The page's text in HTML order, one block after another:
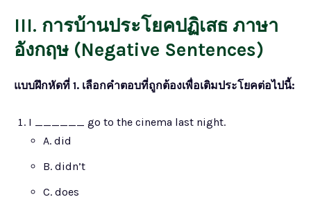
III. การบ้านประโยคปฏิเสธ ภาษา
อังกฤษ (Negative Sentences)
แบบฝึกหัดที่ 1. เลือกคำตอบที่ถูกต้องเพื่อเติมประโยคต่อไปนี้:
I ______ go to the cinema last night.
A. did
B. didn’t
C. does